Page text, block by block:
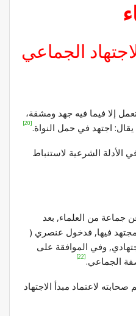
الجماعي
إلا فيما فيه جهد ومشقة،
اجتهد في حمل النواة.[20]
الأدلة الشرعية لاستنباط
جماعة من العلماء, بعد
فيها, فدخول عنصري (
وفي الموافقة على
الجماعي.[22]
لاعتماد مبدأ الاجتهاد